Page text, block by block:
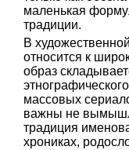
маленькая
традиции.
В
относится к
образ
массовых
важны не
традиция
хрониках,